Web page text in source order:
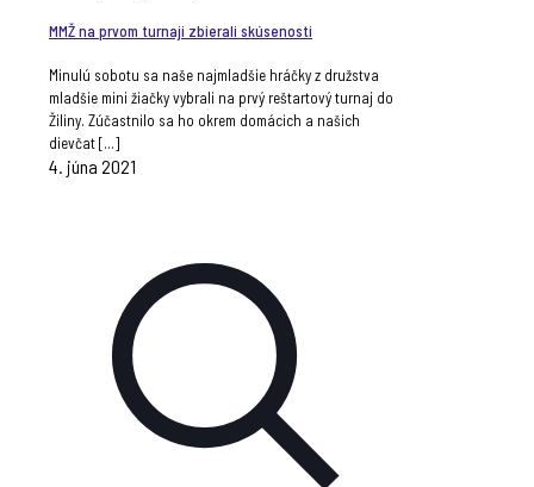
MMŽ na prvom turnaji zbierali skúsenosti
Minulú sobotu sa naše najmladšie hráčky z družstva
mladšie mini žiačky vybrali na prvý reštartový turnaj do
Žiliny. Zúčastnilo sa ho okrem domácich a našich
dievčat[…]
4. júna 2021